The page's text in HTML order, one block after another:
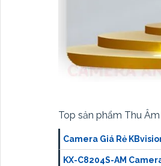
Top sản phẩm Thu
Camera Giá Rẻ
KX-C8204S-AM